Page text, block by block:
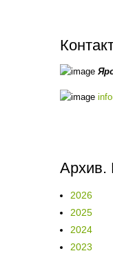
Архив.
2026
2025
2024
2023